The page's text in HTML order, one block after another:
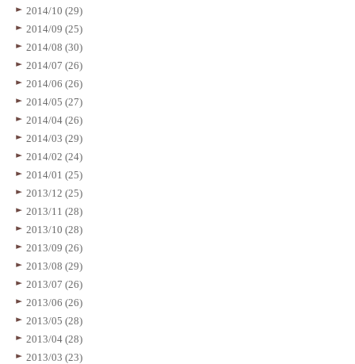
2014/10 (29)
2014/09 (25)
2014/08 (30)
2014/07 (26)
2014/06 (26)
2014/05 (27)
2014/04 (26)
2014/03 (29)
2014/02 (24)
2014/01 (25)
2013/12 (25)
2013/11 (28)
2013/10 (28)
2013/09 (26)
2013/08 (29)
2013/07 (26)
2013/06 (26)
2013/05 (28)
2013/04 (28)
2013/03 (23)